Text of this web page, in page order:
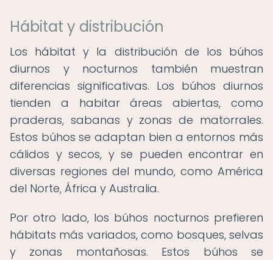
Hábitat y distribución
Los hábitat y la distribución de los búhos
diurnos y nocturnos también muestran
diferencias significativas. Los búhos diurnos
tienden a habitar áreas abiertas, como
praderas, sabanas y zonas de matorrales.
Estos búhos se adaptan bien a entornos más
cálidos y secos, y se pueden encontrar en
diversas regiones del mundo, como América
del Norte, África y Australia.
Por otro lado, los búhos nocturnos prefieren
hábitats más variados, como bosques, selvas
y zonas montañosas. Estos búhos se